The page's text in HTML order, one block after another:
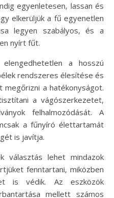
egyenletesen, lassan és
elkerüljük a fű egyenetlen
legyen szabályos, és a
nyírt fűt.
a hosszú
rendszeres élesítése és
a hatékonyságot.
a vágószerkezetet,
felhalmozódását. A
a fűnyíró élettartamát
is javítja.
választás lehet mindazok
fenntartani, miközben
is védik. Az eszközök
mellett számos